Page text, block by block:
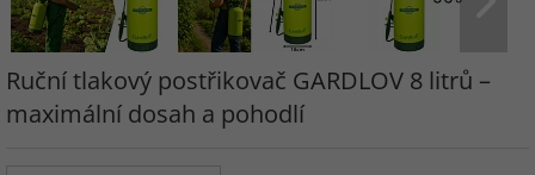
Ruční tlakový postřikovač GARDLOV 8 litrů –
maximální dosah a pohodlí